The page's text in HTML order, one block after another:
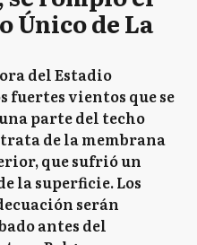
Único de La
del Estadio
fuertes vientos que se
parte del techo
de la membrana
que sufrió un
la superficie. Los
serán
antes del